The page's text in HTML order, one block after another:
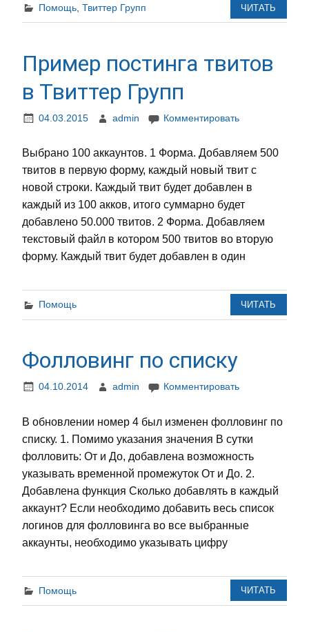
Помощь Твиттер Групп ЧИТАТЬ
Пример постинга твитов
в Твиттер Групп
04.03.2015 admin Комментировать
Выбрано 100 аккаунтов. 1 Форма. Добавляем 500
твитов в первую форму, каждый новый твит с
новой строки. Каждый твит будет добавлен в
каждый из 100 акков, итого суммарно будет
добавлено 50.000 твитов. 2 Форма. Добавляем
текстовый файл в котором 500 твитов во вторую
форму. Каждый твит будет добавлен в один
Помощь ЧИТАТЬ
Фолловинг по списку
04.10.2014 admin Комментировать
В обновлении номер 4 был изменен фолловинг по
списку. 1. Помимо указания значения В сутки
фолловить: От и До, добавлена возможность
указывать временной промежуток От и До. 2.
Добавлена функция Сколько добавлять в каждый
аккаунт? Если необходимо добавить весь список
логинов для фолловинга во все выбранные
аккаунты, необходимо указывать цифру
Помощь ЧИТАТЬ